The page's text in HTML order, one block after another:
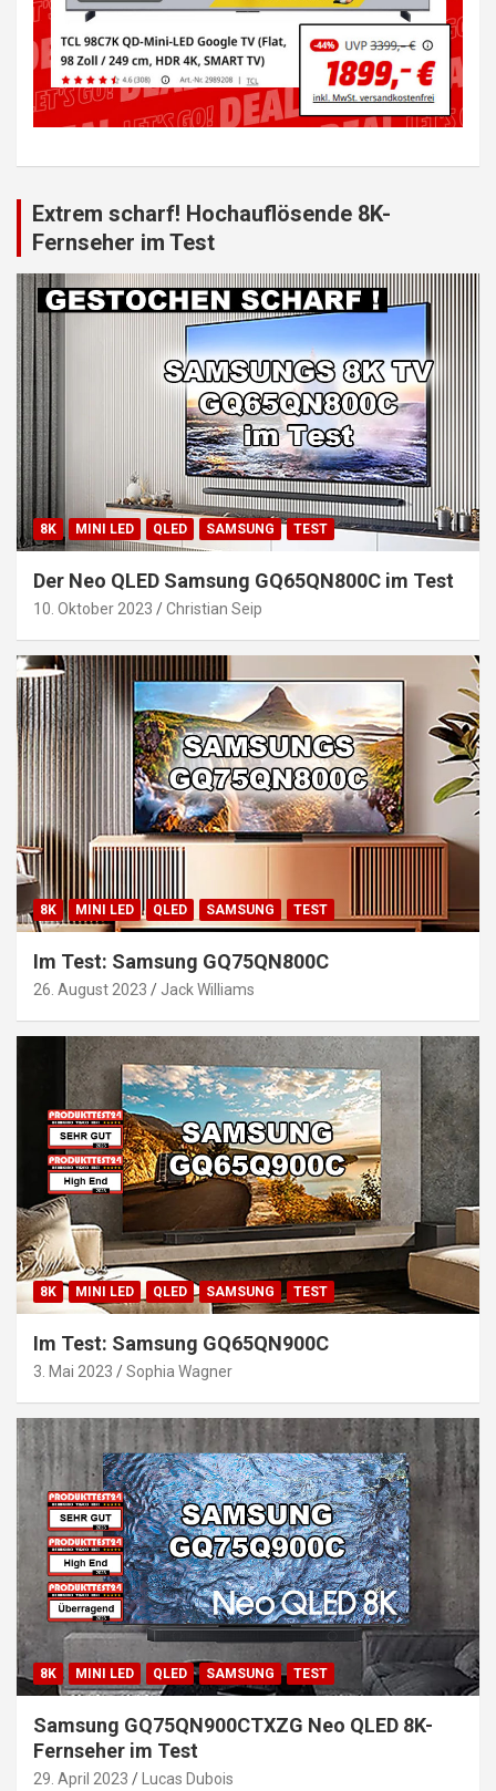
Extrem scharf! Hochauflösende 8K-
Fernseher im Test
8K MINI LED QLED SAMSUNG TEST
Der Neo QLED Samsung GQ65QN800C im Test
10. Oktober 2023 Christian Seip
8K MINI LED QLED SAMSUNG TEST
Im Test: Samsung GQ75QN800C
26. August 2023 Jack Williams
8K MINI LED QLED SAMSUNG TEST
Im Test: Samsung GQ65QN900C
3. Mai 2023 Sophia Wagner
8K MINI LED QLED SAMSUNG TEST
Samsung GQ75QN900CTXZG Neo QLED 8K-
Fernseher im Test
29. April 2023 Lucas Dubois